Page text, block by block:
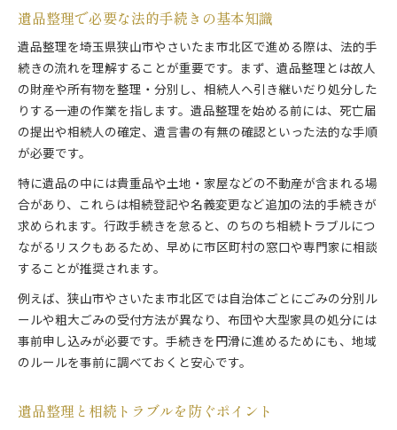
遺品整理で必要な法的手続きの基本知識
遺品整理を埼玉県狭山市やさいたま市北区で進める際は、法的手
続きの流れを理解することが重要です。まず、遺品整理とは故人
の財産や所有物を整理・分別し、相続人へ引き継いだり処分した
りする一連の作業を指します。遺品整理を始める前には、死亡届
の提出や相続人の確定、遺言書の有無の確認といった法的な手順
が必要です。
特に遺品の中には貴重品や土地・家屋などの不動産が含まれる場
合があり、これらは相続登記や名義変更など追加の法的手続きが
求められます。行政手続きを怠ると、のちのち相続トラブルにつ
ながるリスクもあるため、早めに市区町村の窓口や専門家に相談
することが推奨されます。
例えば、狭山市やさいたま市北区では自治体ごとにごみの分別ル
ールや粗大ごみの受付方法が異なり、布団や大型家具の処分には
事前申し込みが必要です。手続きを円滑に進めるためにも、地域
のルールを事前に調べておくと安心です。
遺品整理と相続トラブルを防ぐポイント